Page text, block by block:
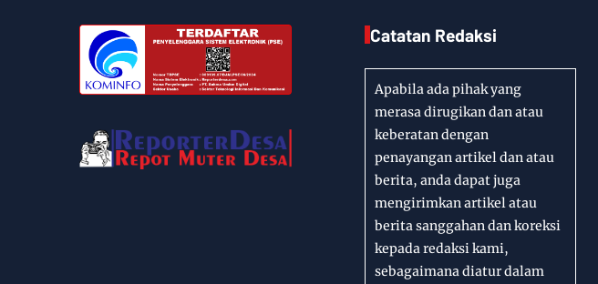
Catatan Redaksi
Apabila ada pihak yang
merasa dirugikan dan atau
keberatan dengan
penayangan artikel dan atau
berita, anda dapat juga
mengirimkan artikel atau
berita sanggahan dan koreksi
kepada redaksi kami,
sebagaimana diatur dalam